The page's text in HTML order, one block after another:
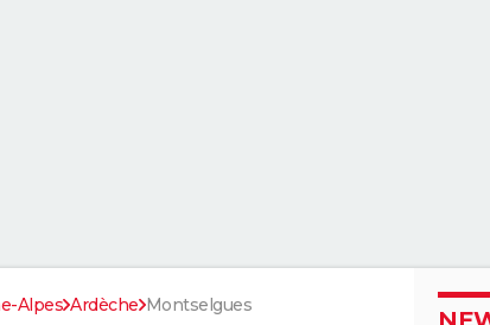
Alpes Ardèche Montselgues